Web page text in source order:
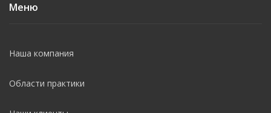
Меню
Наша компания
Области практики